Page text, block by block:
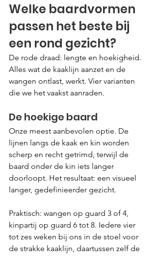
Welke baardvormen
passen het beste bij
een rond gezicht?
De rode draad: lengte en hoekigheid.
Alles wat de kaaklijn aanzet en de
wangen ontlast, werkt. Vier varianten
die we het vaakst aanraden.
De hoekige baard
Onze meest aanbevolen optie. De
lijnen langs de kaak en kin worden
scherp en recht getrimd, terwijl de
baard onder de kin iets langer
doorloopt. Het resultaat: een visueel
langer, gedefinieerder gezicht.
Praktisch: wangen op guard 3 of 4,
kinpartij op guard 6 tot 8. Iedere vier
tot zes weken bij ons in de stoel voor
de strakke kaaklijn, daartussen zelf de